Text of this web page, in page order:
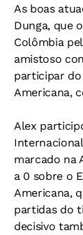
As boas
Dunga, que
Colômbia
amistoso
participar
Americana,
Alex
marcado na
a 0 sobre o
Americana,
partidas do
decisivo